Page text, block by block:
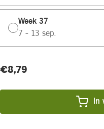
Week 37
7 - 13 sep.
Huidige
Product
€8,79
In